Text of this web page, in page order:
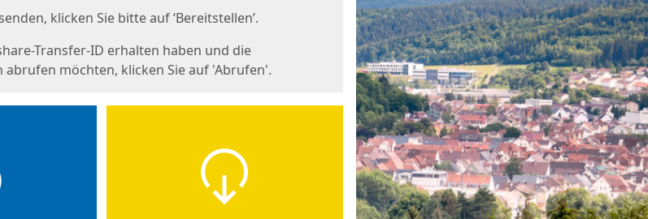
klicken Sie bitte auf ‘Bereitstellen’.
Transfer-ID erhalten haben und die
möchten, klicken Sie auf 'Abrufen'.